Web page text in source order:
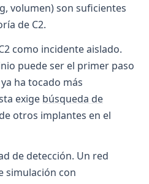
volumen) son suficientes
de C2.
como incidente aislado.
puede ser el primer paso
ha tocado más
exige búsqueda de
otros implantes en el
de detección. Un red
simulación con